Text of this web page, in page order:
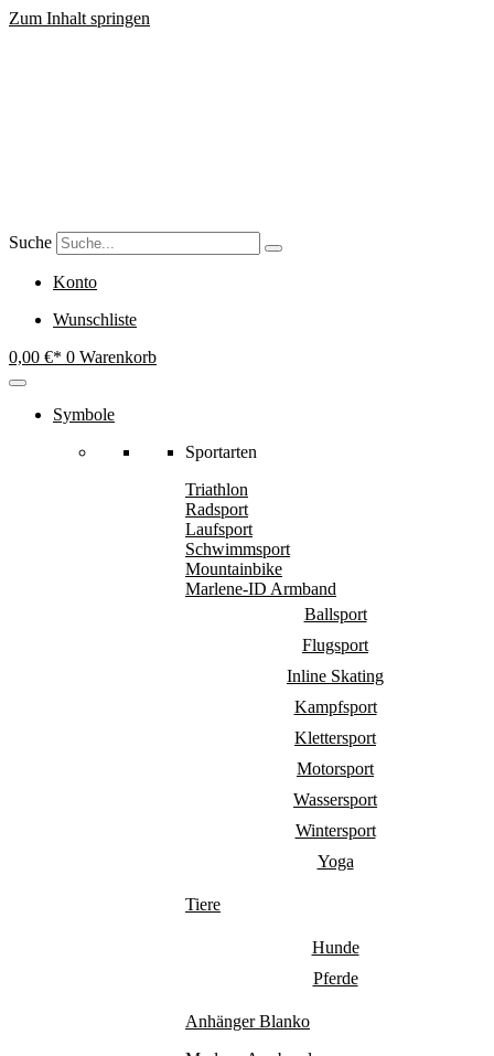
Zum Inhalt springen
Suche
Konto
Wunschliste
0,00 € 0 Warenkorb
Symbole
Sportarten
Triathlon
Radsport
Laufsport
Schwimmsport
Mountainbike
Marlene-ID Armband
Ballsport
Flugsport
Inline Skating
Kampfsport
Klettersport
Motorsport
Wassersport
Wintersport
Yoga
Tiere
Hunde
Pferde
Anhänger Blanko